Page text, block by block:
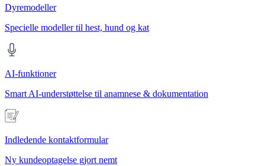
Dyremodeller
Specielle modeller til hest, hund og kat
AI-funktioner
Smart AI-understøttelse til anamnese & dokumentation
Indledende kontaktformular
Ny kundeoptagelse gjort nemt